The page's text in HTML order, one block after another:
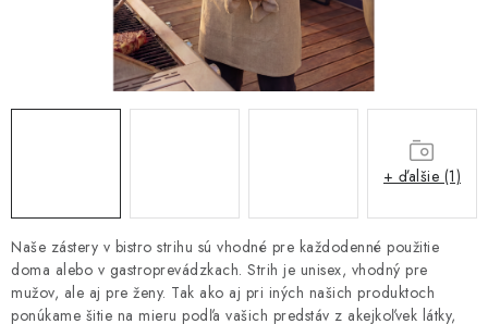
Platba a doprava
Reklamačný poriadok
Všeobecné obchodné podmienky
Ako využíváme cookies
Ochrana osobných údajov
Odstúpenie od zmluvy
Naše zástery v bistro strihu sú vhodné pre každodenné použitie
doma alebo v gastroprevádzkach. Strih je unisex, vhodný pre
mužov, ale aj pre ženy. Tak ako aj pri iných našich produktoch
ponúkame šitie na mieru podľa vašich predstáv z akejkoľvek látky,
+ ďalšie (1)